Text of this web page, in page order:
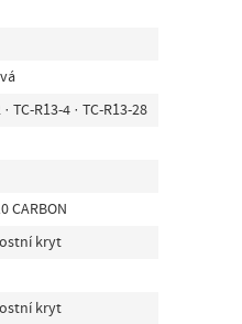
TC-R13-4 · TC-R13-28
CARBON
kryt
kryt